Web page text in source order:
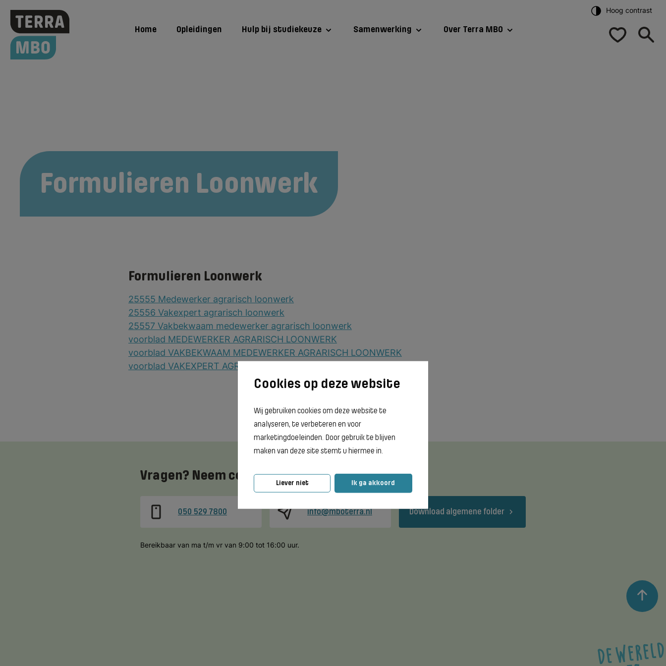
Wij gebruiken cookies om deze website te
analyseren, te verbeteren en voor
marketingdoeleinden. Door gebruik te blijven
maken van deze site stemt u hiermee in.
Liever niet Ik ga akkoord
Home Opleidingen Hulp bij studiekeuze Samenwerking Over Terra MBO
Hoog contrast
Formulieren Loonwerk
Formulieren Loonwerk
25555 Medewerker agrarisch loonwerk
25556 Vakexpert agrarisch loonwerk
25557 Vakbekwaam medewerker agrarisch loonwerk
voorblad MEDEWERKER AGRARISCH LOONWERK
voorblad VAKBEKWAAM MEDEWERKER AGRARISCH LOONWERK
voorblad VAKEXPERT AGRARISCH LOONWERK
Vragen? Neem contact met ons op
050 529 7800 info@mboterra.nl Download algemene folder
Bereikbaar van ma t/m vr van 9:00 tot 16:00 uur.